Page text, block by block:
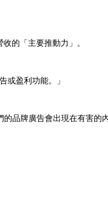
的「主要推動力」。
或盈利功能。」
品牌廣告會出現在有害的